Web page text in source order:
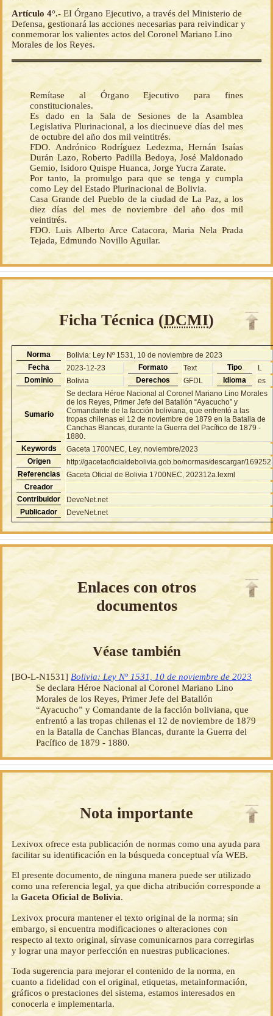
Artículo 4°.- EI Órgano Ejecutivo, a través del Ministerio de
Defensa, gestionará las acciones necesarias para reivindicar y
conmemorar los valientes actos del Coronel Mariano Lino
Morales de los Reyes.
Remítase al Órgano Ejecutivo para fines
constitucionales.
Es dado en la Sala de Sesiones de la Asamblea
Legislativa Plurinacional, a los diecinueve días del mes
de octubre del año dos mil veintitrés.
FDO. Andrónico Rodríguez Ledezma, Hernán Isaías
Durán Lazo, Roberto Padilla Bedoya, José Maldonado
Gemio, Isidoro Quispe Huanca, Jorge Yucra Zarate.
Por tanto, la promulgo para que se tenga y cumpla
como Ley del Estado Plurinacional de Bolivia.
Casa Grande del Pueblo de la ciudad de La Paz, a los
diez días del mes de noviembre del año dos mil
veintitrés.
FDO. Luis Alberto Arce Catacora, Maria Nela Prada
Tejada, Edmundo Novillo Aguilar.
Ficha Técnica (DCMI)
Norma
Bolivia: Ley Nº 1531, 10 de noviembre de 2023
Fecha
2023-12-23 Formato Text Tipo
L
Dominio
Bolivia Derechos GFDL Idioma es
Sumario
Se declara Héroe Nacional al Coronel Mariano Lino Morales
de los Reyes, Primer Jefe del Batallón “Ayacucho” y
Comandante de la facción boliviana, que enfrentó a las
tropas chilenas el 12 de noviembre de 1879 en la Batalla de
Canchas Blancas, durante la Guerra del Pacífico de 1879 -
1880.
Keywords
Gaceta 1700NEC, Ley, noviembre/2023
Origen
http://gacetaoficialdebolivia.gob.bo/normas/descargar/169252
Referencias
Gaceta Oficial de Bolivia 1700NEC, 202312a.lexml
Creador
Contribuidor
DeveNet.net
Publicador
DeveNet.net
Enlaces con otros
documentos
Véase también
[BO-L-N1531] Bolivia: Ley Nº 1531, 10 de noviembre de 2023
Se declara Héroe Nacional al Coronel Mariano Lino
Morales de los Reyes, Primer Jefe del Batallón
“Ayacucho” y Comandante de la facción boliviana, que
enfrentó a las tropas chilenas el 12 de noviembre de 1879
en la Batalla de Canchas Blancas, durante la Guerra del
Pacífico de 1879 - 1880.
Nota importante
Lexivox ofrece esta publicación de normas como una ayuda para
facilitar su identificación en la búsqueda conceptual vía WEB.
El presente documento, de ninguna manera puede ser utilizado
como una referencia legal, ya que dicha atribución corresponde a
laGaceta Oficial de Bolivia.
Lexivox procura mantener el texto original de la norma; sin
embargo, si encuentra modificaciones o alteraciones con
respecto al texto original, sírvase comunicarnos para corregirlas
y lograr una mayor perfección en nuestras publicaciones.
Toda sugerencia para mejorar el contenido de la norma, en
cuanto a fidelidad con el original, etiquetas, metainformación,
gráficos o prestaciones del sistema, estamos interesados en
conocerla e implementarla.